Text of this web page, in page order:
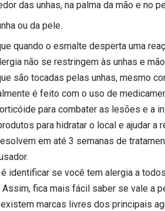
das unhas, na palma da mão e no
ou da pele.
quando o esmalte desperta uma
não se restringem às unhas e
são tocadas pelas unhas, mesmo
é feito com o uso de
para combater as lesões e a
para hidratar o local e ajudar a
em até 3 semanas de
identificar se você tem alergia a
fica mais fácil saber se vale a
marcas livres dos principais